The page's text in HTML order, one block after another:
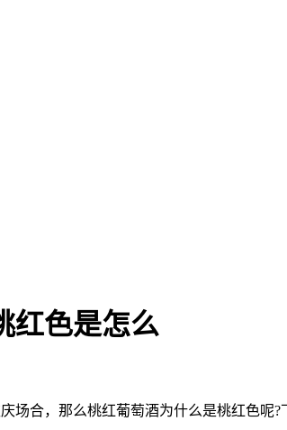
红色是怎么
合，那么桃红葡萄酒为什么是桃红色呢?